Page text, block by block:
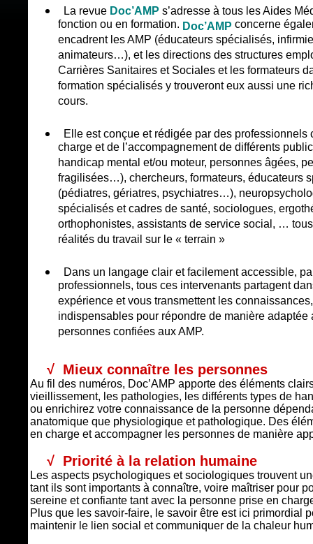
La revue Doc’AMP s’adresse à tous les Aides
fonction ou en formation. Doc’AMP concerne
encadrent les AMP (éducateurs spécialisés,
animateurs…), et les directions des structures
Carrières Sanitaires et Sociales et les formateurs
formation spécialisés y trouveront eux aussi une
cours.
Elle est conçue et rédigée par des professionnels
charge et de l’accompagnement de différents
handicap mental et/ou moteur, personnes âgées,
fragilisées…), chercheurs, formateurs, éducateurs
(pédiatres, gériatres, psychiatres…),
spécialisés et cadres de santé, sociologues,
orthophonistes, assistants de service social, …
réalités du travail sur le « terrain »
Dans un langage clair et facilement accessible,
professionnels, tous ces intervenants partagent
expérience et vous transmettent les
indispensables pour répondre de manière adaptée
personnes confiées aux AMP.
√ Mieux connaître les personnes
Au fil des numéros, Doc’AMP apporte des éléments
vieillissement, les pathologies, les différents types de
ou enrichirez votre connaissance de la personne
anatomique que physiologique et pathologique. Des
en charge et accompagner les personnes de manière
√ Priorité à la relation humaine
Les aspects psychologiques et sociologiques trouvent
tant ils sont importants à connaître, voire maîtriser pour
sereine et confiante tant avec la personne prise en
Plus que les savoir-faire, le savoir être est ici primordial
maintenir le lien social et communiquer de la chaleur